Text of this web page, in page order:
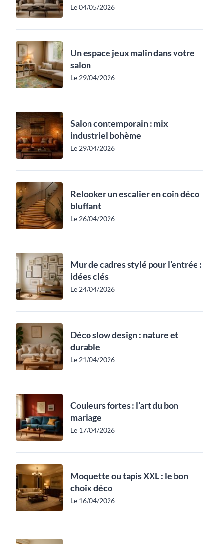
Le 04/05/2026
Un espace jeux malin dans votre
salon
Le 29/04/2026
Salon contemporain : mix
industriel bohème
Le 29/04/2026
Relooker un escalier en coin déco
bluffant
Le 26/04/2026
Mur de cadres stylé pour l’entrée :
idées clés
Le 24/04/2026
Déco slow design : nature et
durable
Le 21/04/2026
Couleurs fortes : l’art du bon
mariage
Le 17/04/2026
Moquette ou tapis XXL : le bon
choix déco
Le 16/04/2026